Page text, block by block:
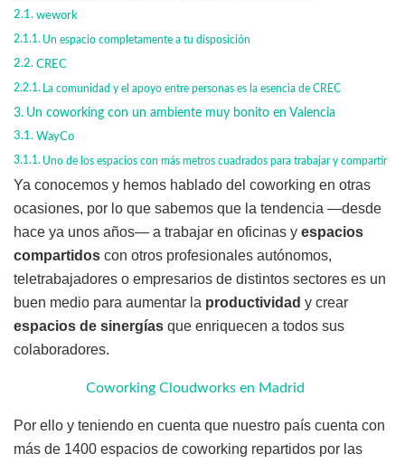
wework
Un espacio completamente a tu disposición
CREC
La comunidad y el apoyo entre personas es la esencia de CREC
Un coworking con un ambiente muy bonito en Valencia
WayCo
Uno de los espacios con más metros cuadrados para trabajar y compartir
Ya conocemos y hemos hablado del coworking en otras
ocasiones, por lo que sabemos que la tendencia —desde
hace ya unos años— a trabajar en oficinas y espacios
compartidos con otros profesionales autónomos,
teletrabajadores o empresarios de distintos sectores es un
buen medio para aumentar la productividad y crear
espacios de sinergías que enriquecen a todos sus
colaboradores.
Coworking Cloudworks en Madrid
Por ello y teniendo en cuenta que nuestro país cuenta con
más de 1400 espacios de coworking repartidos por las